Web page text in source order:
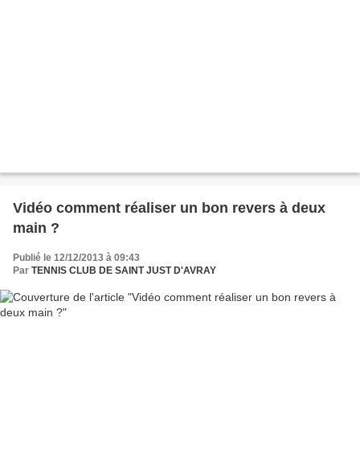
Vidéo comment réaliser un bon revers à deux
main ?
Publié le 12/12/2013 à 09:43
Par TENNIS CLUB DE SAINT JUST D'AVRAY